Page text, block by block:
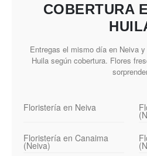
COBERTURA
Entregas el mismo día en Neiva
Huila según cobertura. Flores
Floristería en Neiva
Floristería en Canaima
(Neiva)